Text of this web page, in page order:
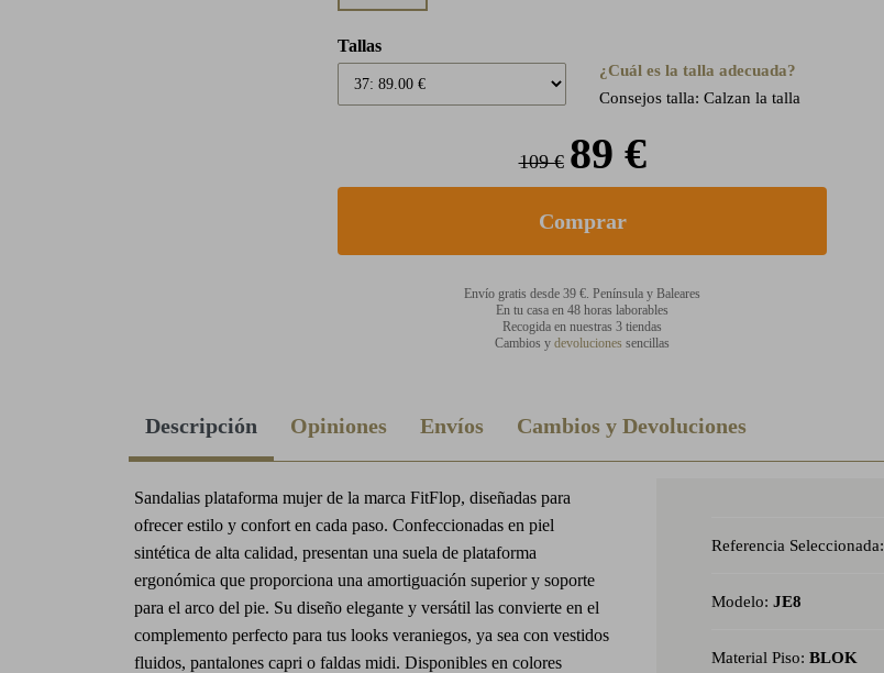
Tallas
¿Cuál es la talla adecuada?
Consejos talla: Calzan la talla
109 € 89 €
Envío gratis desde 39 €. Península y Baleares
En tu casa en 48 horas laborables
Recogida en nuestras 3 tiendas
Cambios y devoluciones sencillas
Descripción Opiniones Envíos Cambios y Devoluciones
Referencia Seleccionada:
Modelo: JE8
Material Piso: BLOK
Sandalias plataforma mujer de la marca FitFlop, diseñadas para
ofrecer estilo y confort en cada paso. Confeccionadas en piel
sintética de alta calidad, presentan una suela de plataforma
ergonómica que proporciona una amortiguación superior y soporte
para el arco del pie. Su diseño elegante y versátil las convierte en el
complemento perfecto para tus looks veraniegos, ya sea con vestidos
fluidos, pantalones capri o faldas midi. Disponibles en colores